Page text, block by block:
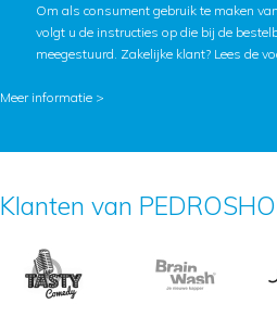
Om als consument gebruik te maken
volgt u de instructies op die bij de
meegestuurd. Zakelijke klant? Lees de
Meer informatie >
Klanten van